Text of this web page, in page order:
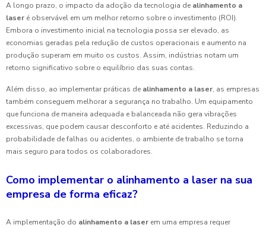
A longo prazo, o impacto da adoção da tecnologia de alinhamento a
laser é observável em um melhor retorno sobre o investimento (ROI).
Embora o investimento inicial na tecnologia possa ser elevado, as
economias geradas pela redução de custos operacionais e aumento na
produção superam em muito os custos. Assim, indústrias notam um
retorno significativo sobre o equilíbrio das suas contas.
Além disso, ao implementar práticas de alinhamento a laser, as empresas
também conseguem melhorar a segurança no trabalho. Um equipamento
que funciona de maneira adequada e balanceada não gera vibrações
excessivas, que podem causar desconforto e até acidentes. Reduzindo a
probabilidade de falhas ou acidentes, o ambiente de trabalho se torna
mais seguro para todos os colaboradores.
Como implementar o alinhamento a laser na sua
empresa de forma eficaz?
A implementação do alinhamento a laser em uma empresa requer